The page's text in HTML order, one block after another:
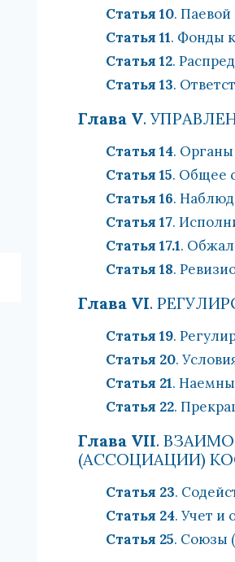
Статья 10.
Статья 11. Фонды
Статья 12.
Статья 13.
Глава V.
Статья 14.
Статья 15. Общее
Статья 16.
Статья 17.
Статья 17.1.
Статья 18.
Глава VI.
Статья 19.
Статья 20.
Статья 21.
Статья 22.
Глава VII.
(АССОЦИАЦИИ)
Статья 23.
Статья 24. Учет и
Статья 25. Союзы